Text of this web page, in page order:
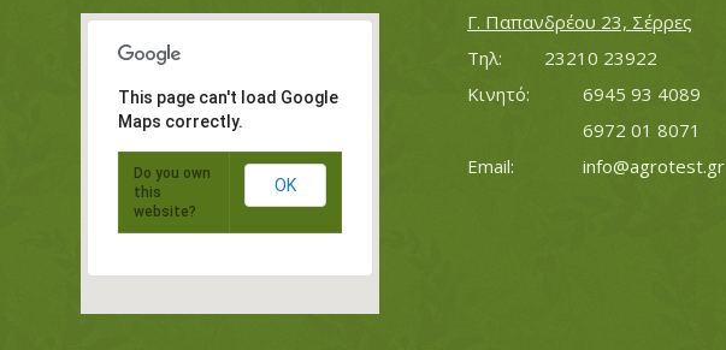
This page can't load Google
Maps correctly.
Do you own
this
website?
OK
Γ. Παπανδρέου 23, Σέρρες
Τηλ:		23210 23922
Κινητό:		6945 93 4089
			6972 01 8071
info@agrotest.gr